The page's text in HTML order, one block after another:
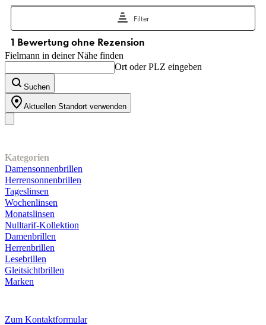
Fielmann in deiner Nähe finden
Ort oder PLZ eingeben
Suchen
Aktuellen Standort verwenden
Kategorien
Damensonnenbrillen
Herrensonnenbrillen
Tageslinsen
Wochenlinsen
Monatslinsen
Nulltarif-Kollektion
Damenbrillen
Herrenbrillen
Lesebrillen
Gleitsichtbrillen
Marken
Zum Kontaktformular